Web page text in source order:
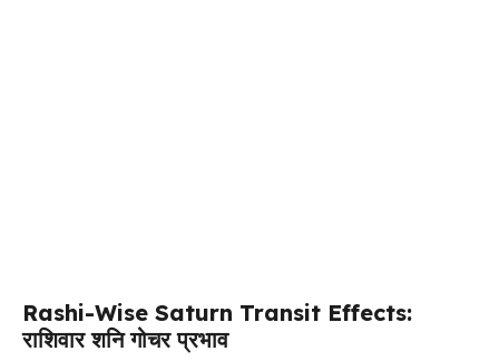
Rashi-Wise Saturn Transit Effects:
राशिवार शनि गोचर प्रभाव